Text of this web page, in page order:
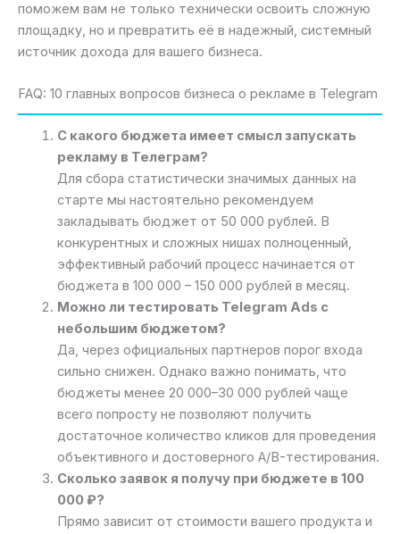
поможем вам не только технически освоить сложную
площадку, но и превратить её в надежный, системный
источник дохода для вашего бизнеса.
FAQ: 10 главных вопросов бизнеса о рекламе в Telegram
С какого бюджета имеет смысл запускать
рекламу в Телеграм?
Для сбора статистически значимых данных на
старте мы настоятельно рекомендуем
закладывать бюджет от 50 000 рублей. В
конкурентных и сложных нишах полноценный,
эффективный рабочий процесс начинается от
бюджета в 100 000 – 150 000 рублей в месяц.
Можно ли тестировать Telegram Ads с
небольшим бюджетом?
Да, через официальных партнеров порог входа
сильно снижен. Однако важно понимать, что
бюджеты менее 20 000–30 000 рублей чаще
всего попросту не позволяют получить
достаточное количество кликов для проведения
объективного и достоверного A/B-тестирования.
Сколько заявок я получу при бюджете в 100
000 ₽?
Прямо зависит от стоимости вашего продукта и